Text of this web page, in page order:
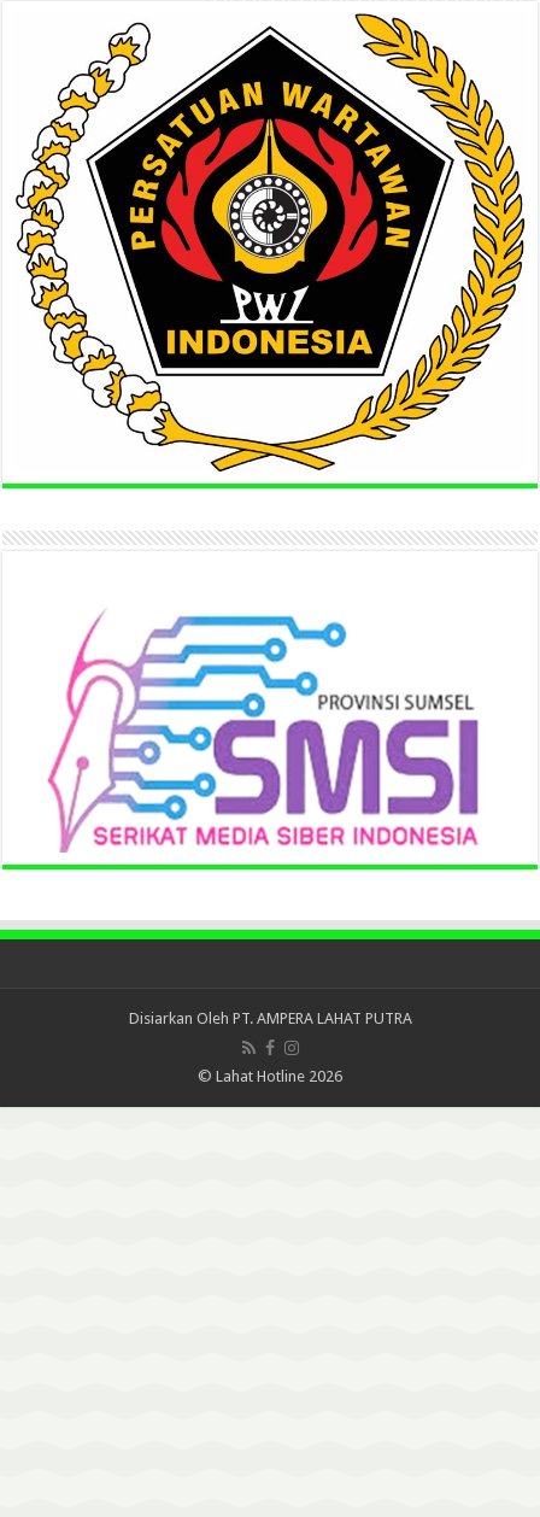
Disiarkan Oleh PT. AMPERA LAHAT PUTRA
© Lahat Hotline 2026